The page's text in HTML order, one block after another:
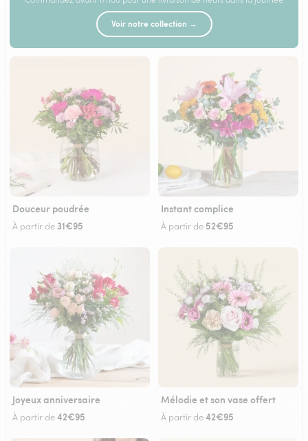
Voir notre collection →
Douceur poudrée
À partir de 31€95
Instant complice
À partir de 52€95
Joyeux anniversaire
À partir de42€95
Mélodie et son vase offert
À partir de42€95